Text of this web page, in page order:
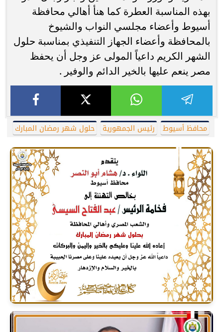
بهذه المناسبة العطرة كما هنأ أهالي محافظة
أسيوط وأعضاء مجلسي النواب والشيوخ
بالمحافظة وأعضاء الجهاز التنفيذي بمناسبة حلول
الشهر الكريم داعياً المولى عز وجل أن يحفظ
مصر ينعم عليها بالخير الدائم والوفير .
محافظ أسيوط رئيس الجمهورية حلول شهر رمضان المبارك